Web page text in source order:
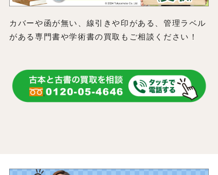
カバーや函が無い、線引きや印がある、管理ラベル
がある専門書や学術書の買取もご相談ください！